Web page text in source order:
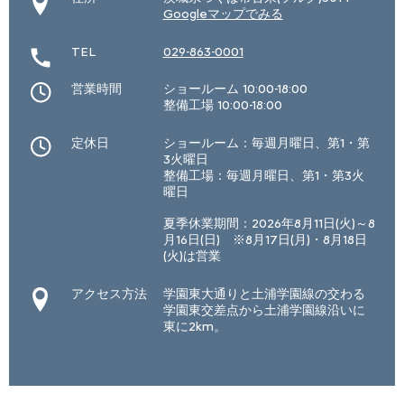
Googleマップでみる
TEL 029-863-0001
営業時間
ショールーム 10:00-18:00
整備工場 10:00-18:00
定休日
ショールーム：毎週月曜日、第1・第
3火曜日
整備工場：毎週月曜日、第1・第3火
曜日
夏季休業期間：2026年8月11日(火)～8
月16日(日) ※8月17日(月)・8月18日
(火)は営業
アクセス方法
学園東大通りと土浦学園線の交わる
学園東交差点から土浦学園線沿いに
東に2km。